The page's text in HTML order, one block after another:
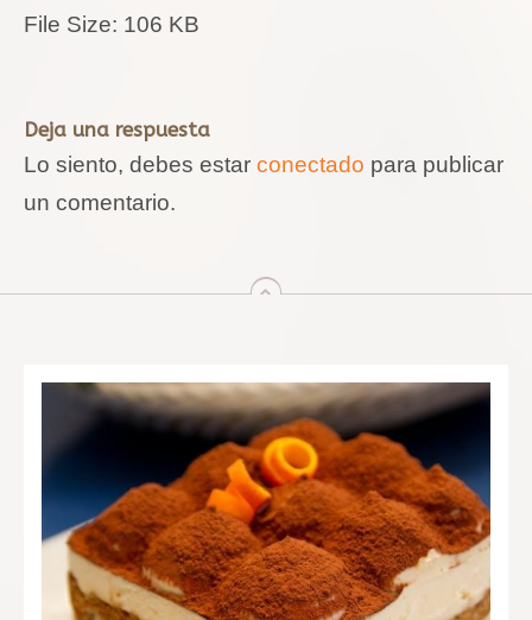
File Size: 106 KB
Deja una respuesta
Lo siento, debes estar conectado para publicar
un comentario.
arriba